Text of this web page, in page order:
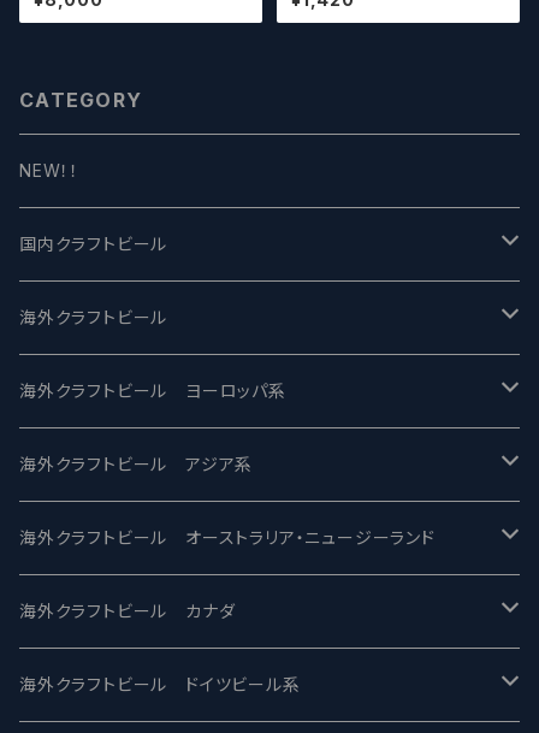
ルも含めて5～6本チョイスさせ
ていただきます）【クラフトビー
CATEGORY
NEW！！
国内クラフトビール
UCHU BREWING -うちゅうブルーイング
バテレ -VERTERE
2nd Story Ale Works -セカンドストーリー
ビアへるん - Beer Hearn
忽布古丹醸造 - HOP KOTAN
ワイマーケットブルーイング Y.Market Brewing
海外クラフトビール
Modern Times モダンタイムズ
Maui マウイ
Toppling Goliath トップリンゴライアス
Fair State フェアステイト
Lagunitas ラグニタス
海外クラフトビール ヨーロッパ系
UnBarred -アンバード
SAIREN /サイレン
ワイルドチャイルド - Wilde Child
BrewDog Brewery - ブリュードッグ
海外クラフトビール アジア系
gweilo-鬼佬 グウァイロ
Heart Of Darkness - ハートオブダークネス
Carbon brews -カーボン
海外クラフトビール オーストラリア・ニュージーランド
ROCKY RIDGE - ロッキーリッジ
BODRIGGY BREWING ボッドリッジー
海外クラフトビール カナダ
Jackie O's ジャッキーオーズ
海外クラフトビール ドイツビール系